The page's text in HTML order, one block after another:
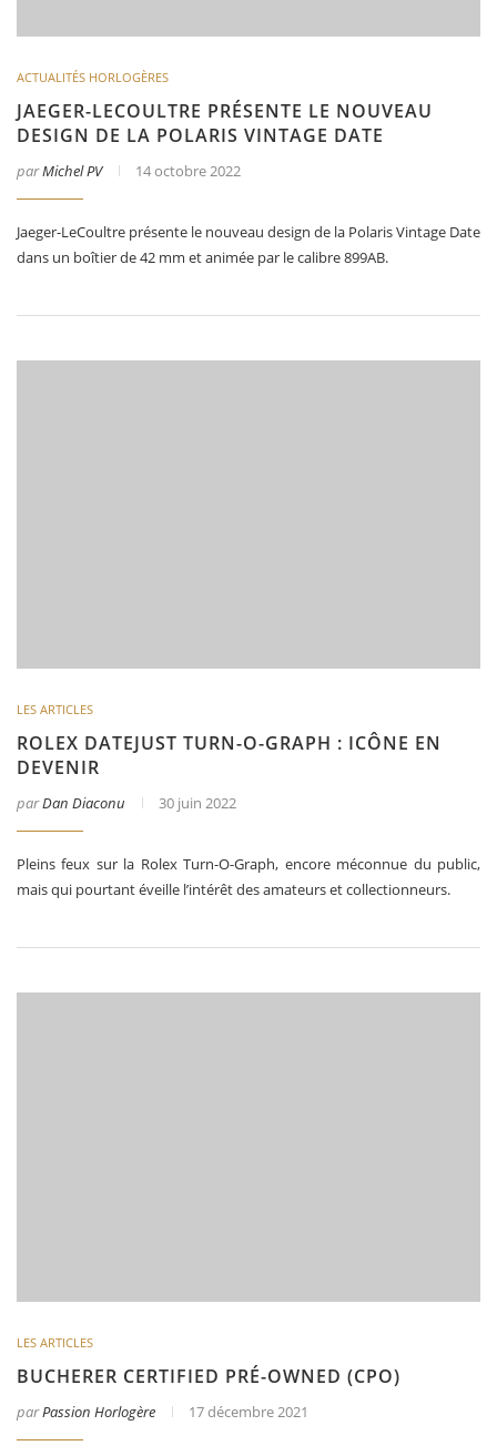
ACTUALITÉS HORLOGÈRES
JAEGER-LECOULTRE PRÉSENTE LE NOUVEAU
DESIGN DE LA POLARIS VINTAGE DATE
parMichel PV 14 octobre 2022
Jaeger-LeCoultre présente le nouveau design de la Polaris Vintage Date
dans un boîtier de 42 mm et animée par le calibre 899AB.
LES ARTICLES
ROLEX DATEJUST TURN-O-GRAPH : ICÔNE EN
DEVENIR
parDan Diaconu 30 juin 2022
Pleins feux sur la Rolex Turn-O-Graph, encore méconnue du public,
mais qui pourtant éveille l’intérêt des amateurs et collectionneurs.
LES ARTICLES
BUCHERER CERTIFIED PRÉ-OWNED (CPO)
parPassion Horlogère 17 décembre 2021